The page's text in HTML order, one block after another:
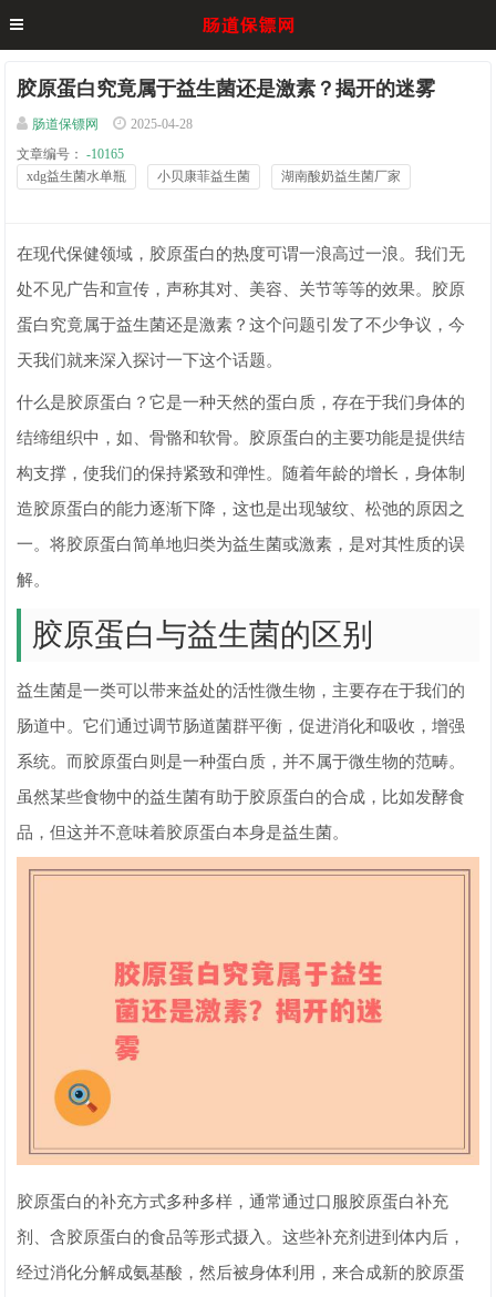
胶原蛋白究竟属于益生菌还是激素？揭开的迷雾
肠道保镖网
2025-04-28
文章编号：
-10165
xdg益生菌水单瓶
小贝康菲益生菌 湖南酸奶益生菌厂家
在现代保健领域，胶原蛋白的热度可谓一浪高过一浪。我们无
处不见广告和宣传，声称其对、美容、关节等等的效果。胶原
蛋白究竟属于益生菌还是激素？这个问题引发了不少争议，今
天我们就来深入探讨一下这个话题。
什么是胶原蛋白？它是一种天然的蛋白质，存在于我们身体的
结缔组织中，如、骨骼和软骨。胶原蛋白的主要功能是提供结
构支撑，使我们的保持紧致和弹性。随着年龄的增长，身体制
造胶原蛋白的能力逐渐下降，这也是出现皱纹、松弛的原因之
一。将胶原蛋白简单地归类为益生菌或激素，是对其性质的误
解。
胶原蛋白与益生菌的区别
益生菌是一类可以带来益处的活性微生物，主要存在于我们的
肠道中。它们通过调节肠道菌群平衡，促进消化和吸收，增强
系统。而胶原蛋白则是一种蛋白质，并不属于微生物的范畴。
虽然某些食物中的益生菌有助于胶原蛋白的合成，比如发酵食
品，但这并不意味着胶原蛋白本身是益生菌。
胶原蛋白的补充方式多种多样，通常通过口服胶原蛋白补充
剂、含胶原蛋白的食品等形式摄入。这些补充剂进到体内后，
经过消化分解成氨基酸，然后被身体利用，来合成新的胶原蛋